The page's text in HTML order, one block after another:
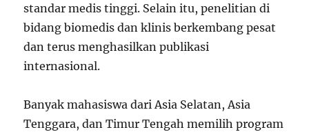
standar medis tinggi. Selain itu, penelitian di
bidang biomedis dan klinis berkembang pesat
dan terus menghasilkan publikasi
internasional.
Banyak mahasiswa dari Asia Selatan, Asia
Tenggara, dan Timur Tengah memilih program